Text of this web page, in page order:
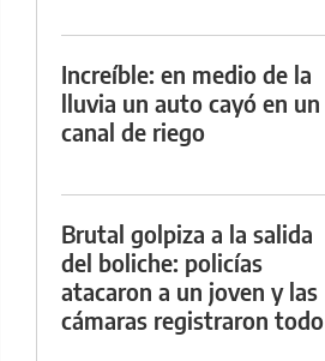
Increíble: en medio de la
lluvia un auto cayó en un
canal de riego
Brutal golpiza a la salida
del boliche: policías
atacaron a un joven y las
cámaras registraron todo